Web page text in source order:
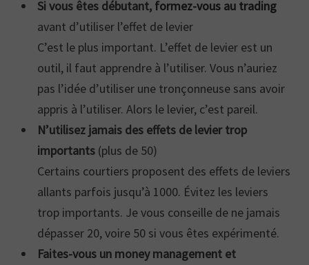
Si vous êtes débutant, formez-vous au trading
avant d’utiliser l’effet de levier
C’est le plus important. L’effet de levier est un
outil, il faut apprendre à l’utiliser. Vous n’auriez
pas l’idée d’utiliser une tronçonneuse sans avoir
appris à l’utiliser. Alors le levier, c’est pareil.
N’utilisez jamais des effets de levier trop
importants(plus de 50)
Certains courtiers proposent des effets de leviers
allants parfois jusqu’à 1000. Évitez les leviers
trop importants. Je vous conseille de ne jamais
dépasser 20, voire 50 si vous êtes expérimenté.
Faites-vous un money management et